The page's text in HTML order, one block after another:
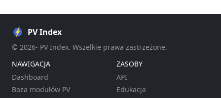
PV Index
© 2026- PV Index. Wszelkie prawa zastrzeżone.
NAWIGACJA
Dashboard
Baza modułów PV
ZASOBY
API
Edukacja